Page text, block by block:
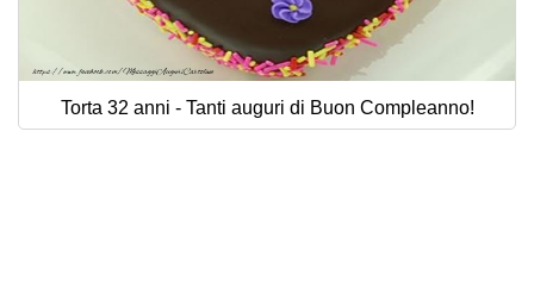
Torta 32 anni - Tanti auguri di Buon Compleanno!